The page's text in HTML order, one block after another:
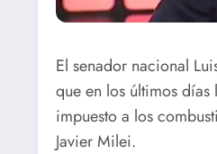
El senador nacional
que en los últimos
impuesto a los
Javier Milei.